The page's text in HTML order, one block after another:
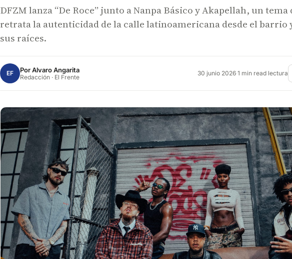
DFZM lanza “De Roce” junto a Nanpa Básico y Akapellah, un tema
retrata la autenticidad de la calle latinoamericana desde el barrio
sus raíces.
EF PorAlvaro Angarita
Redacción · El Frente 30 junio 2026·1 min read lectura